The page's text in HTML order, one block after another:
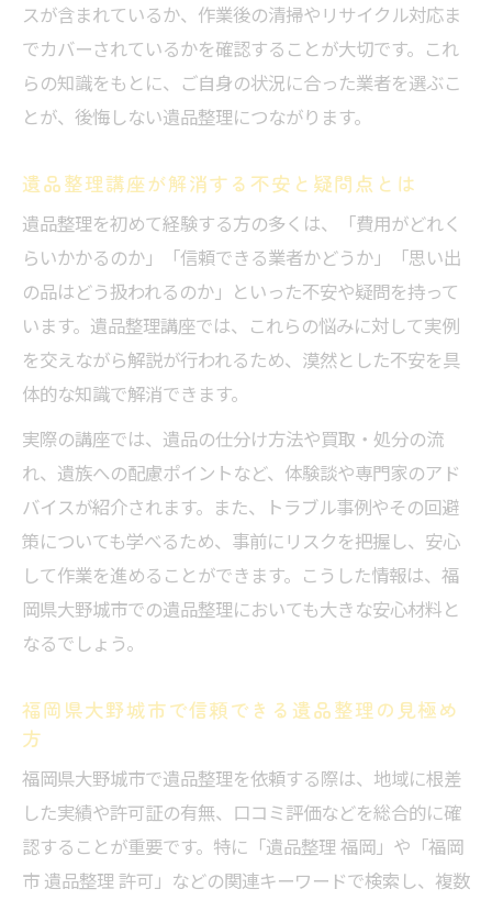
スが含まれているか、作業後の清掃やリサイクル対応ま
でカバーされているかを確認することが大切です。これ
らの知識をもとに、ご自身の状況に合った業者を選ぶこ
とが、後悔しない遺品整理につながります。
遺品整理講座が解消する不安と疑問点とは
遺品整理を初めて経験する方の多くは、「費用がどれく
らいかかるのか」「信頼できる業者かどうか」「思い出
の品はどう扱われるのか」といった不安や疑問を持って
います。遺品整理講座では、これらの悩みに対して実例
を交えながら解説が行われるため、漠然とした不安を具
体的な知識で解消できます。
実際の講座では、遺品の仕分け方法や買取・処分の流
れ、遺族への配慮ポイントなど、体験談や専門家のアド
バイスが紹介されます。また、トラブル事例やその回避
策についても学べるため、事前にリスクを把握し、安心
して作業を進めることができます。こうした情報は、福
岡県大野城市での遺品整理においても大きな安心材料と
なるでしょう。
福岡県大野城市で信頼できる遺品整理の見極め
方
福岡県大野城市で遺品整理を依頼する際は、地域に根差
した実績や許可証の有無、口コミ評価などを総合的に確
認することが重要です。特に「遺品整理 福岡」や「福岡
市 遺品整理 許可」などの関連キーワードで検索し、複数